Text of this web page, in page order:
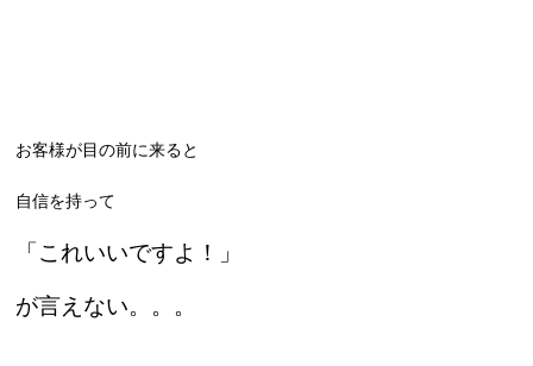
お客様が目の前に来ると
自信を持って
「これいいですよ！」
が言えない。。。